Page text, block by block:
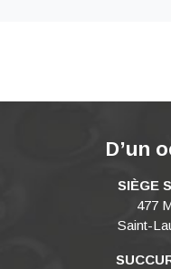
D’un
SIÈGE
477
Saint-